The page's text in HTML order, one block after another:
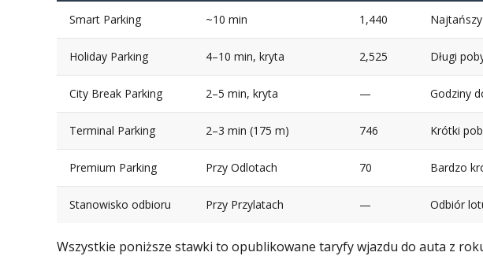
Smart Parking ~10 min 1,440
Holiday Parking 4–10 min, kryta 2,525 Długi
City Break Parking 2–5 min, kryta — Godziny
Terminal Parking 2–3 min (175 m) 746 Krótki
Premium Parking Przy Odlotach 70 Bardzo
Stanowisko odbioru Przy Przylatach — Odbiór
Wszystkie poniższe stawki to opublikowane taryfy wjazdu do auta z